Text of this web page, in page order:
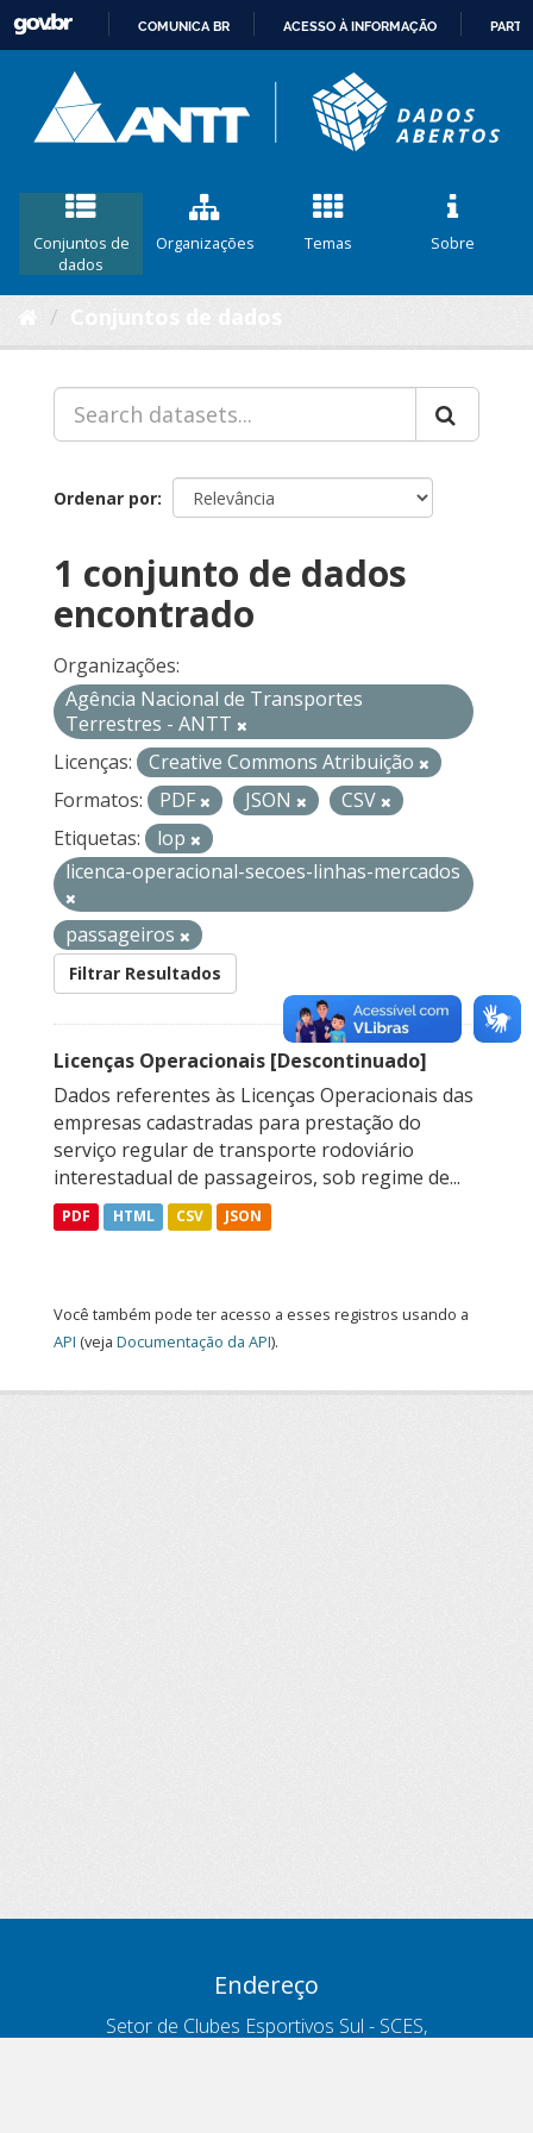
CONTEÚDO
COMUNICA BR ACESSO À INFORMAÇÃO
Conjuntos de
dados
Organizações Temas Sobre
Ordenar por
1 conjunto de dados
encontrado
Organizações:
Agência Nacional de Transportes
Terrestres - ANTT
Licenças:
Creative Commons Atribuição
Formatos:
PDF JSON
CSV
Etiquetas:
lop
licenca-operacional-secoes-linhas-mercados
passageiros
Filtrar Resultados
Licenças Operacionais [Descontinuado]
Dados referentes às Licenças Operacionais das
empresas cadastradas para prestação do
serviço regular de transporte rodoviário
interestadual de passageiros, sob regime de...
PDF HTML CSV JSON
Você também pode ter acesso a esses registros usando a
API (veja Documentação da API).
Endereço
Setor de Clubes Esportivos Sul - SCES,